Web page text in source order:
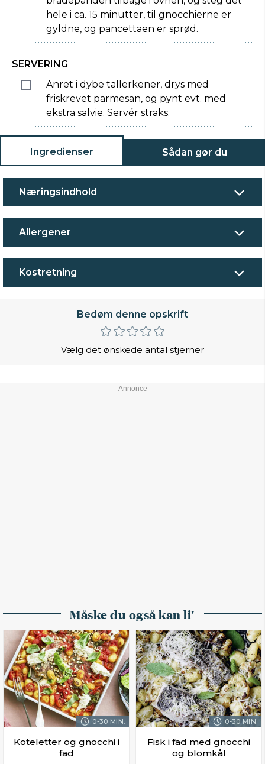
hele i ca. 15 minutter, til gnocchierne er
gyldne, og pancettaen er sprød.
SERVERING
Anret i dybe tallerkener, drys med
friskrevet parmesan, og pynt evt. med
ekstra salvie. Servér straks.
Ingredienser Sådan gør du
Næringsindhold
Allergener
Kostretning
Bedøm denne opskrift
Vælg det ønskede antal stjerner
Måske du også kan li'
0-30 MIN.
Koteletter og gnocchi i
fad
0-30 MIN.
Fisk i fad med gnocchi
og blomkål